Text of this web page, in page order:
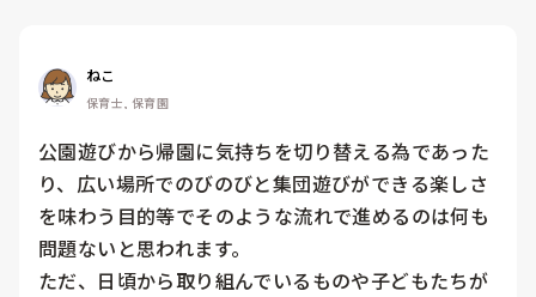
ねこ
保育士, 保育園
公園遊びから帰園に気持ちを切り替える為であった
り、広い場所でのびのびと集団遊びができる楽しさ
を味わう目的等でそのような流れで進めるのは何も
問題ないと思われます。
ただ、日頃から取り組んでいるものや子どもたちが